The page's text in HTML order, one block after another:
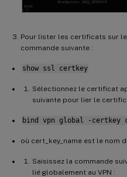
Pour lister les certificats sur
commande suivante :
show ssl certkey
Sélectionnez le certificat
suivante pour lier le
bind vpn global -certkey
où cert_key_name est le nom
Saisissez la commande
lié globalement au VPN :